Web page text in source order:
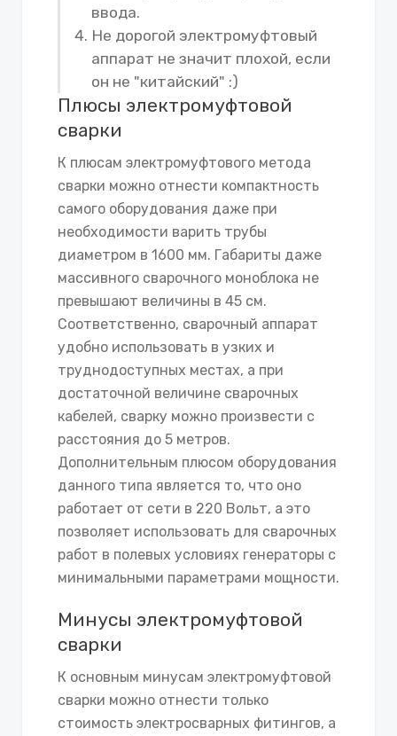
ввода.
Не дорогой электромуфтовый
аппарат не значит плохой, если
он не "китайский" :)
Плюсы электромуфтовой
сварки
К плюсам электромуфтового метода
сварки можно отнести компактность
самого оборудования даже при
необходимости варить трубы
диаметром в 1600 мм. Габариты даже
массивного сварочного моноблока не
превышают величины в 45 см.
Соответственно, сварочный аппарат
удобно использовать в узких и
труднодоступных местах, а при
достаточной величине сварочных
кабелей, сварку можно произвести с
расстояния до 5 метров.
Дополнительным плюсом оборудования
данного типа является то, что оно
работает от сети в 220 Вольт, а это
позволяет использовать для сварочных
работ в полевых условиях генераторы с
минимальными параметрами мощности.
Минусы электромуфтовой
сварки
К основным минусам электромуфтовой
сварки можно отнести только
стоимость электросварных фитингов, а